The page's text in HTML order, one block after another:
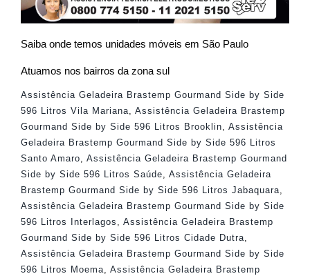
Saiba onde temos unidades móveis em São Paulo
Atuamos nos bairros da zona sul
Assistência Geladeira Brastemp Gourmand Side by Side
596 Litros Vila Mariana
Assistência Geladeira Brastemp
Gourmand Side by Side 596 Litros Brooklin
Assistência
Geladeira Brastemp Gourmand Side by Side 596 Litros
Santo Amaro
Assistência Geladeira Brastemp Gourmand
Side by Side 596 Litros Saúde
Assistência Geladeira
Brastemp Gourmand Side by Side 596 Litros Jabaquara
Assistência Geladeira Brastemp Gourmand Side by Side
596 Litros Interlagos
Assistência Geladeira Brastemp
Gourmand Side by Side 596 Litros Cidade Dutra
Assistência Geladeira Brastemp Gourmand Side by Side
596 Litros Moema
Assistência Geladeira Brastemp